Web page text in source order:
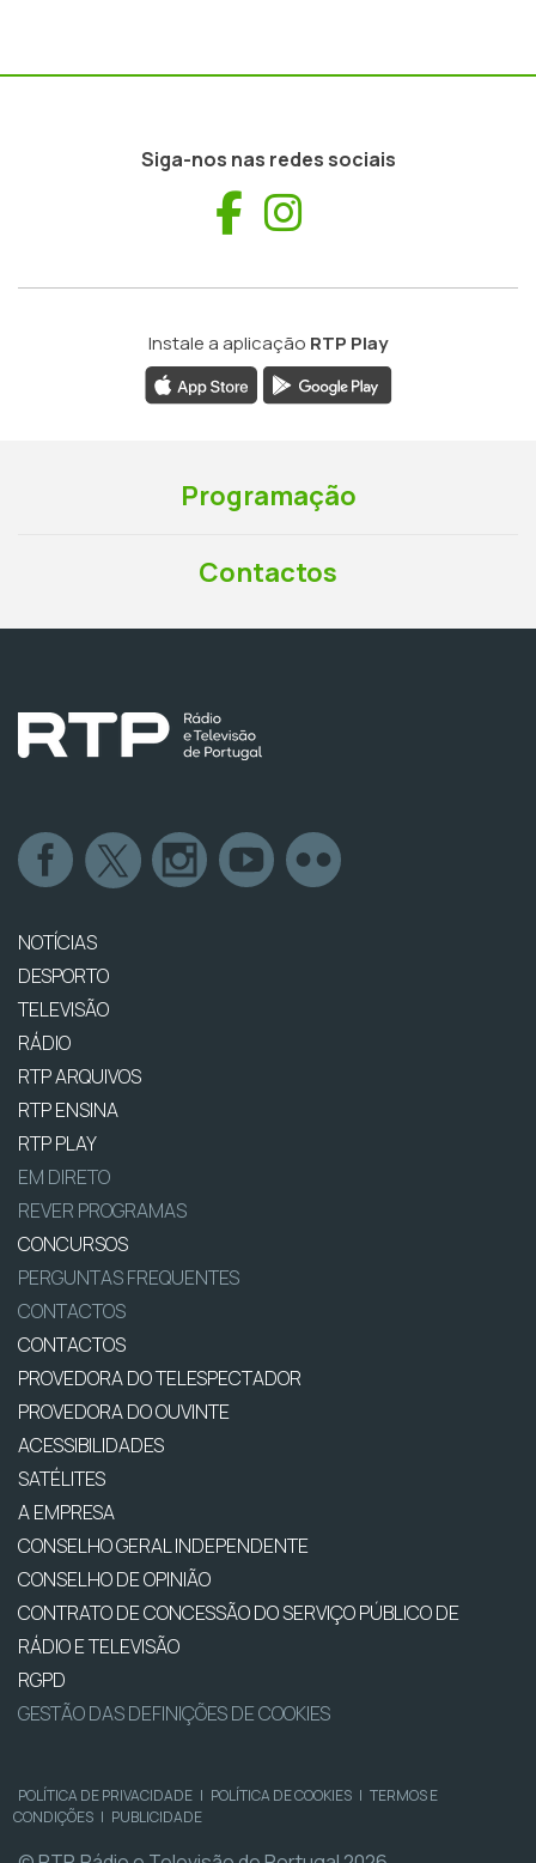
Siga-nos nas redes sociais
Facebook
Instale a aplicação RTP Play
Programação
Contactos
NOTÍCIAS
DESPORTO
TELEVISÃO
RÁDIO
RTP ARQUIVOS
RTP ENSINA
RTP PLAY
EM DIRETO
REVER PROGRAMAS
CONCURSOS
PERGUNTAS FREQUENTES
CONTACTOS
CONTACTOS
PROVEDORA DO TELESPECTADOR
PROVEDORA DO OUVINTE
ACESSIBILIDADES
SATÉLITES
A EMPRESA
CONSELHO GERAL INDEPENDENTE
CONSELHO DE OPINIÃO
CONTRATO DE CONCESSÃO DO SERVIÇO PÚBLICO DE
RÁDIO E TELEVISÃO
RGPD
GESTÃO DAS DEFINIÇÕES DE COOKIES
POLÍTICA DE PRIVACIDADE | POLÍTICA DE COOKIES | TERMOS E
CONDIÇÕES | PUBLICIDADE